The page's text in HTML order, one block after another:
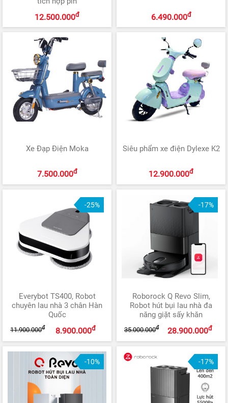
12.500.000đ 6.490.000đ
Xe Đạp Điện Moka
7.500.000đ
Siêu phẩm xe điện Dylexe K2
12.900.000đ
-25%
Everybot TS400, Robot
chuyên lau nhà 3 chân Hàn
Quốc
8.900.000đ
11.900.000đ
-17%
Roborock Q Revo Slim,
Robot hút bụi lau nhà đa
năng giặt sấy khăn
28.900.000đ
35.000.000đ
-10% -17%